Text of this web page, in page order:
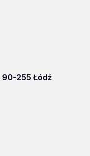
90-255 Łódź